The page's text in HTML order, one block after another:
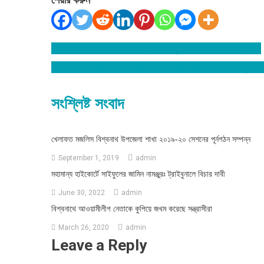
Post
সংশ্লিষ্ট সংবাদ
খেলাফত মজলিস বিশ্বনাথ উপজেলা শাখা ২০১৯-২০ সেশনের পূর্নগঠন সম্পন্ন
September 1, 2019 admin
মহামান্য হাইকোর্টে সাইফুলের জামিন নামঞ্জুরঃ ট্রাইবুনালে বিচার দাবী
June 30, 2022 admin
বিশ্বনাথে আওয়ামীলীগ নেতাকে কুপিয়ে জখম করেছে সন্ত্রাসীরা
March 26, 2020 admin
Leave a Reply